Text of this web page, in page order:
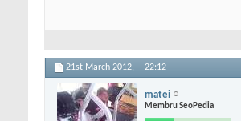
21st March 2012, 22:12
matei
Membru SeoPedia